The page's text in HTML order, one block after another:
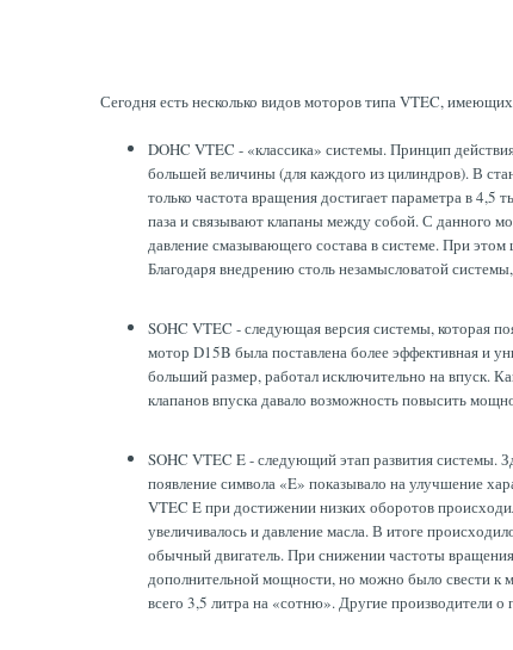
Сегодня есть несколько видов моторов типа VTEC,
DOHC VTEC - «классика» системы. Принцип
большей величины (для каждого из цилиндров). В
только частота вращения достигает параметра в
паза и связывают клапаны между собой. С данного
давление смазывающего состава в системе. При
Благодаря внедрению столь незамысловатой
SOHC VTEC - следующая версия системы, которая
мотор D15B была поставлена более эффективная и
больший размер, работал исключительно на впуск.
клапанов впуска давало возможность повысить
SOHC VTEC E - следующий этап развития системы.
появление символа «E» показывало на улучшение
VTEC E при достижении низких оборотов
увеличивалось и давление масла. В итоге
обычный двигатель. При снижении частоты вращения
дополнительной мощности, но можно было свести к
всего 3,5 литра на «сотню». Другие производители